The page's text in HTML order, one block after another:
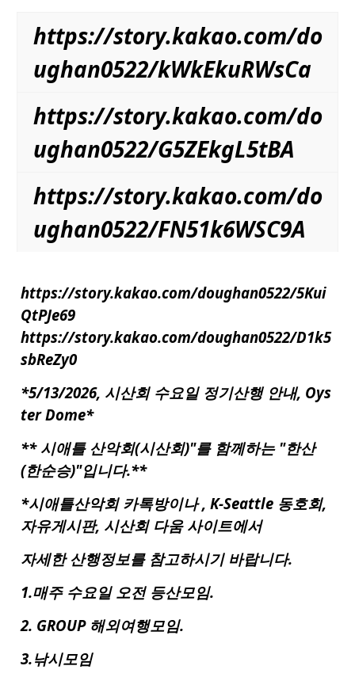
https://story.kakao.com/do
ughan0522/kWkEkuRWsCa
https://story.kakao.com/do
ughan0522/G5ZEkgL5tBA
https://story.kakao.com/do
ughan0522/FN51k6WSC9A
https://story.kakao.com/doughan0522/5Kui
QtPJe69
https://story.kakao.com/doughan0522/D1k5
sbReZy0
*5/13/2026, 시산회 수요일 정기산행 안내, Oys
ter Dome*
** 시애틀산악회(시산회)"를 함께하는 "한산
(한순승)"입니다.**
*시애틀산악회 카톡방이나 , K-Seattle 동호회,
자유게시판, 시산회 다움 사이트에서
자세한 산행정보를 참고하시기 바랍니다.
1.매주 수요일 오전 등산모임.
2. GROUP 해외여행모임.
3.낚시모임